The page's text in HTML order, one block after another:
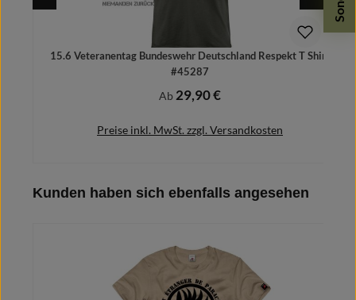
15.6 Veteranentag Bundeswehr Deutschland Respekt T Shirt
#45287
Regulärer Preis:
Ab 29,90 €
Preise inkl. MwSt. zzgl. Versandkosten
Produktgalerie überspringen
Kunden haben sich ebenfalls angesehen